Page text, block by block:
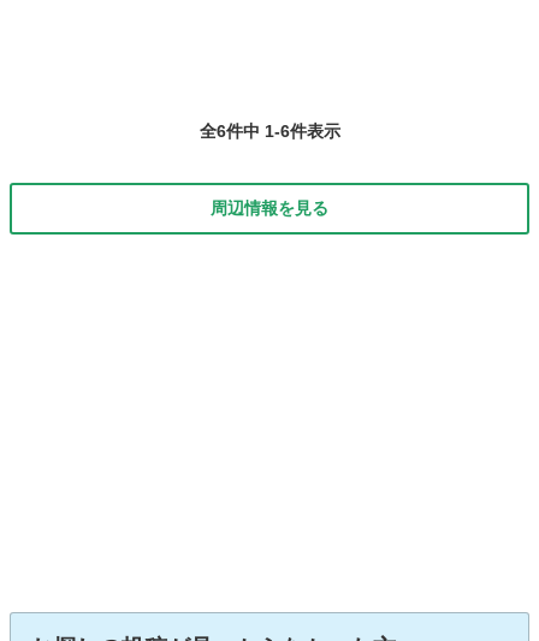
全6件中 1-6件表示
周辺情報を見る